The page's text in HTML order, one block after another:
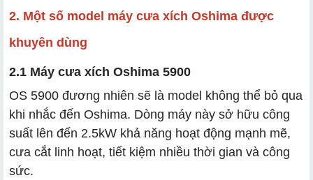
2. Một số model máy cưa xích Oshima được
khuyên dùng
2.1 Máy cưa xích Oshima 5900
OS 5900 đương nhiên sẽ là model không thể bỏ qua
khi nhắc đến Oshima. Dòng máy này sở hữu công
suất lên đến 2.5kW khả năng hoạt động mạnh mẽ,
cưa cắt linh hoạt, tiết kiệm nhiều thời gian và công
sức.